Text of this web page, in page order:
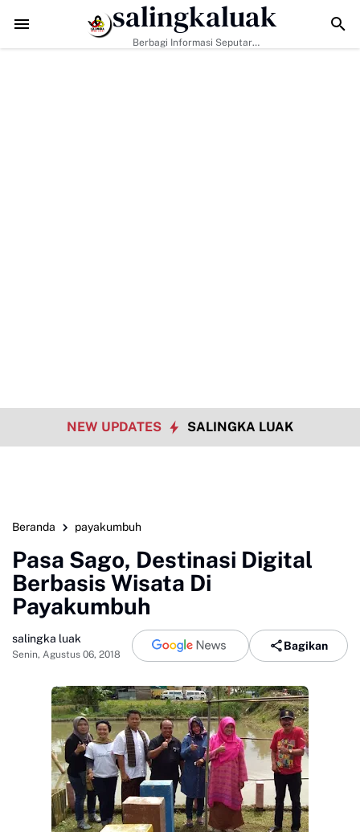
Data Sosial Jadi Kunci, Hj. Aida Dorong Nagari Aktif Pastikan
salingkaluak
Berbagi Informasi Seputar
NEW UPDATES SALINGKA LUAK
Beranda payakumbuh
Pasa Sago, Destinasi Digital
Berbasis Wisata Di
Payakumbuh
salingka luak
Senin, Agustus 06, 2018
Bagikan